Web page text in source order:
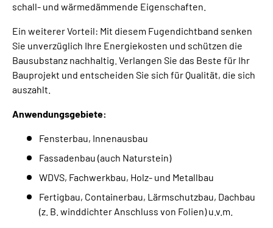
schall- und wärmedämmende Eigenschaften.
Ein weiterer Vorteil: Mit diesem Fugendichtband senken
Sie unverzüglich Ihre Energiekosten und schützen die
Bausubstanz nachhaltig. Verlangen Sie das Beste für Ihr
Bauprojekt und entscheiden Sie sich für Qualität, die sich
auszahlt.
Anwendungsgebiete:
Fensterbau, Innenausbau
Fassadenbau (auch Naturstein)
WDVS, Fachwerkbau, Holz- und Metallbau
Fertigbau, Containerbau, Lärmschutzbau, Dachbau
(z. B. winddichter Anschluss von Folien) u.v.m.